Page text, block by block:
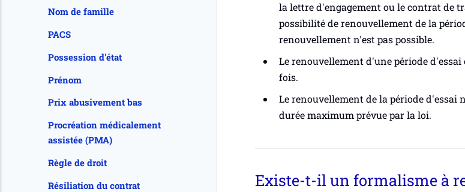
la lettre d'engagement ou le contrat de
possibilité de renouvellement de la
renouvellement n'est pas possible.
Le renouvellement d'une période d'essai
fois.
Le renouvellement de la période d'essai
durée maximum prévue par la loi.
Existe-t-il un formalisme à
Nom de famille
PACS
Possession d'état
Prénom
Prix abusivement bas
Procréation médicalement
assistée (PMA)
Règle de droit
Résiliation du contrat